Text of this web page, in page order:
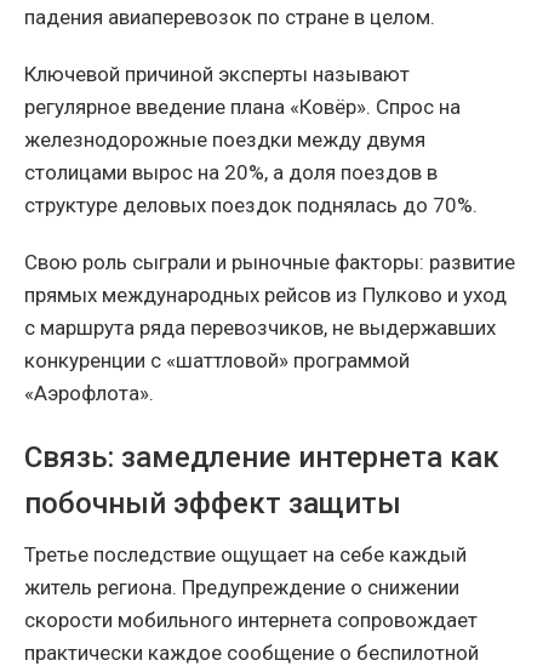
падения авиаперевозок по стране в целом.
Ключевой причиной эксперты называют
регулярное введение плана «Ковёр». Спрос на
железнодорожные поездки между двумя
столицами вырос на 20%, а доля поездов в
структуре деловых поездок поднялась до 70%.
Свою роль сыграли и рыночные факторы: развитие
прямых международных рейсов из Пулково и уход
с маршрута ряда перевозчиков, не выдержавших
конкуренции с «шаттловой» программой
«Аэрофлота».
Связь: замедление интернета как
побочный эффект защиты
Третье последствие ощущает на себе каждый
житель региона. Предупреждение о снижении
скорости мобильного интернета сопровождает
практически каждое сообщение о беспилотной